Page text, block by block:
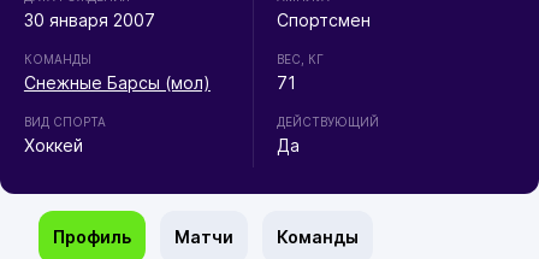
30 января 2007
КОМАНДЫ
Снежные Барсы (мол)
ВИД СПОРТА
Хоккей
Спортсмен
ВЕС, КГ
71
ДЕЙСТВУЮЩИЙ
Да
Профиль Матчи Команды